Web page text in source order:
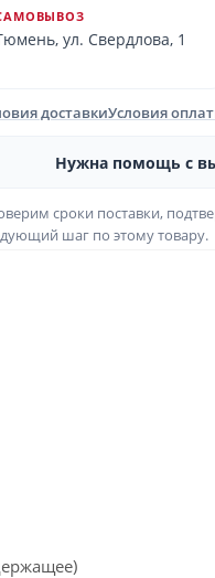
ул. Свердлова, 1
доставкиУсловия
Нужна помощь с
сроки поставки,
шаг по этому товару.